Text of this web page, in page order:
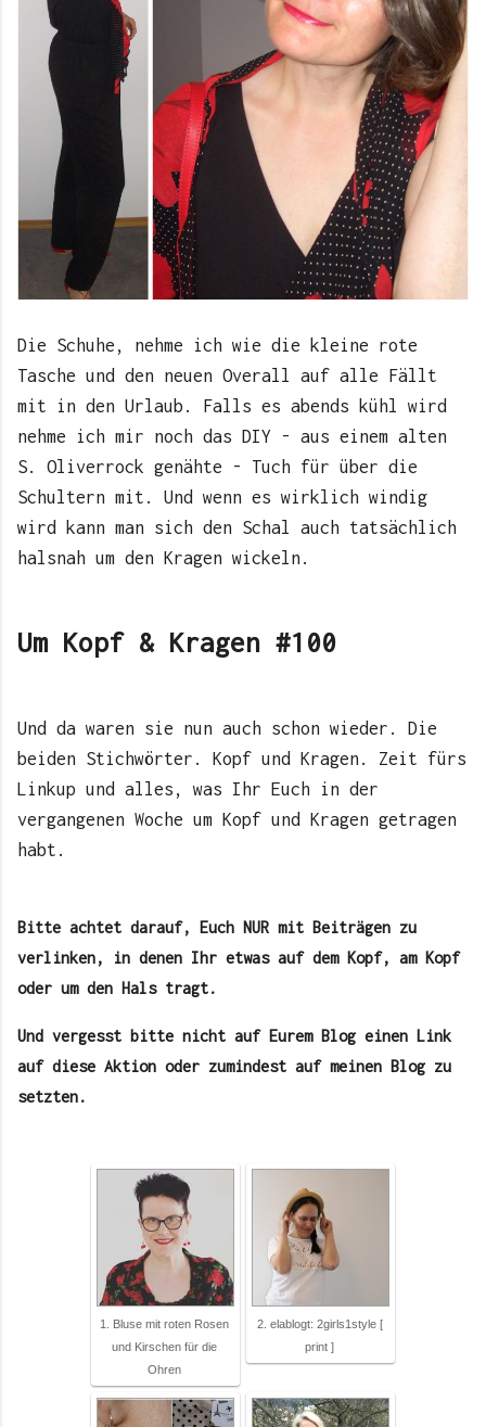
Die Schuhe, nehme ich wie die kleine rote
Tasche und den neuen Overall auf alle Fällt
mit in den Urlaub. Falls es abends kühl wird
nehme ich mir noch das DIY - aus einem alten
S. Oliverrock genähte - Tuch für über die
Schultern mit. Und wenn es wirklich windig
wird kann man sich den Schal auch tatsächlich
halsnah um den Kragen wickeln.
Um Kopf & Kragen #100
Und da waren sie nun auch schon wieder. Die
beiden Stichwörter. Kopf und Kragen. Zeit fürs
Linkup und alles, was Ihr Euch in der
vergangenen Woche um Kopf und Kragen getragen
habt.
Bitte achtet darauf, Euch NUR mit Beiträgen zu
verlinken, in denen Ihr etwas auf dem Kopf, am Kopf
oder um den Hals tragt.
Und vergesst bitte nicht auf Eurem Blog einen Link
auf diese Aktion oder zumindest auf meinen Blog zu
setzten.
1. Bluse mit roten Rosen
und Kirschen für die
Ohren
2. elablogt: 2girls1style [
print ]